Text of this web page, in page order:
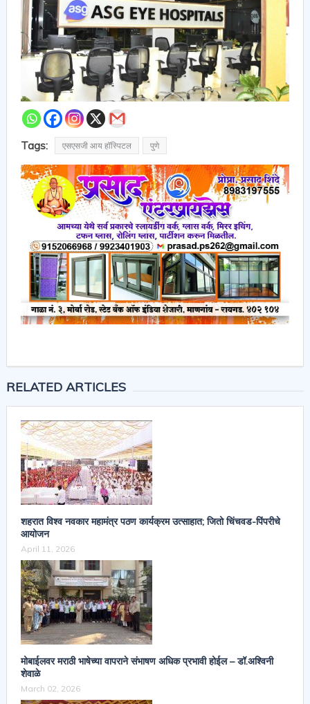
Tags: एसएसजी आय हॉस्पिटल पुणे
RELATED ARTICLES
शहरात विश्व नवकार महामंत्र पठण कार्यक्रम उत्साहात; जितो चिंचवड-पिंपरीचे
आयोजन
April 11, 2026
मोबाईलवर मराठी भाषेच्या वापराने संभाषण अधिक प्रभावी होईल – डॉ.अश्विनी
शेवाळे
March 02, 2026